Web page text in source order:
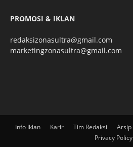
PROMOSI & IKLAN
redaksizonasultra@gmail.com
marketingzonasultra@gmail.com
Info Iklan Karir Tim Redaksi Arsip
Privacy Policy